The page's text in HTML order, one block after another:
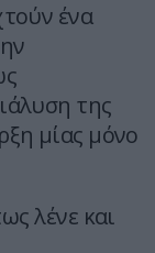
ένα
της
μίας μόνο
λένε και